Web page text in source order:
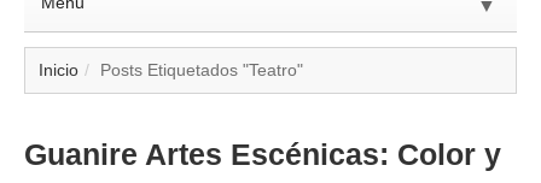
▼
Inicio Posts Etiquetados "Teatro"
Guanire Artes Escénicas: Color y